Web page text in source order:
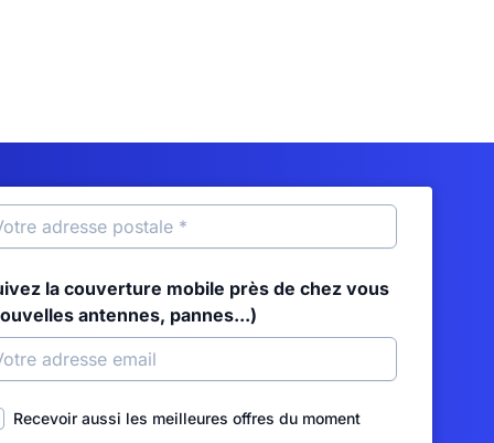
la couverture mobile près de chez vous
antennes, pannes...)
Recevoir aussi les meilleures offres du moment